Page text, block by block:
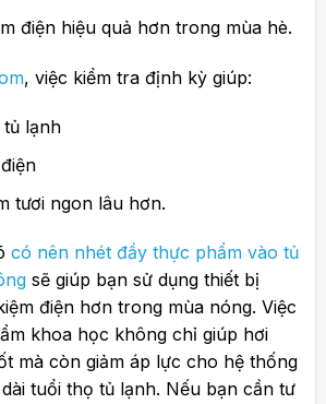
điện hiệu quả hơn trong mùa hè.
, việc kiểm tra định kỳ giúp:
lạnh
tươi ngon lâu hơn.
có nên nhét đầy thực phẩm vào tủ
sẽ giúp bạn sử dụng thiết bị
điện hơn trong mùa nóng. Việc
khoa học không chỉ giúp hơi
mà còn giảm áp lực cho hệ thống
tuổi thọ tủ lạnh. Nếu bạn cần tư